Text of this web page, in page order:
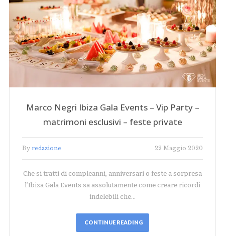
Marco Negri Ibiza Gala Events – Vip Party –
matrimoni esclusivi – feste private
By redazione 22 Maggio 2020
Che si tratti di compleanni, anniversari o feste a sorpresa
l’Ibiza Gala Events sa assolutamente come creare ricordi
indelebili che…
CONTINUE READING